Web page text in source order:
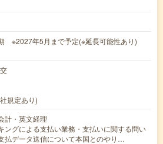
※2027年5月まで予定(※延長可能性あり)
規定あり)
計・英文経理
ングによる支払い業務・支払いに関する問い
払データ送信について本国とのやり…